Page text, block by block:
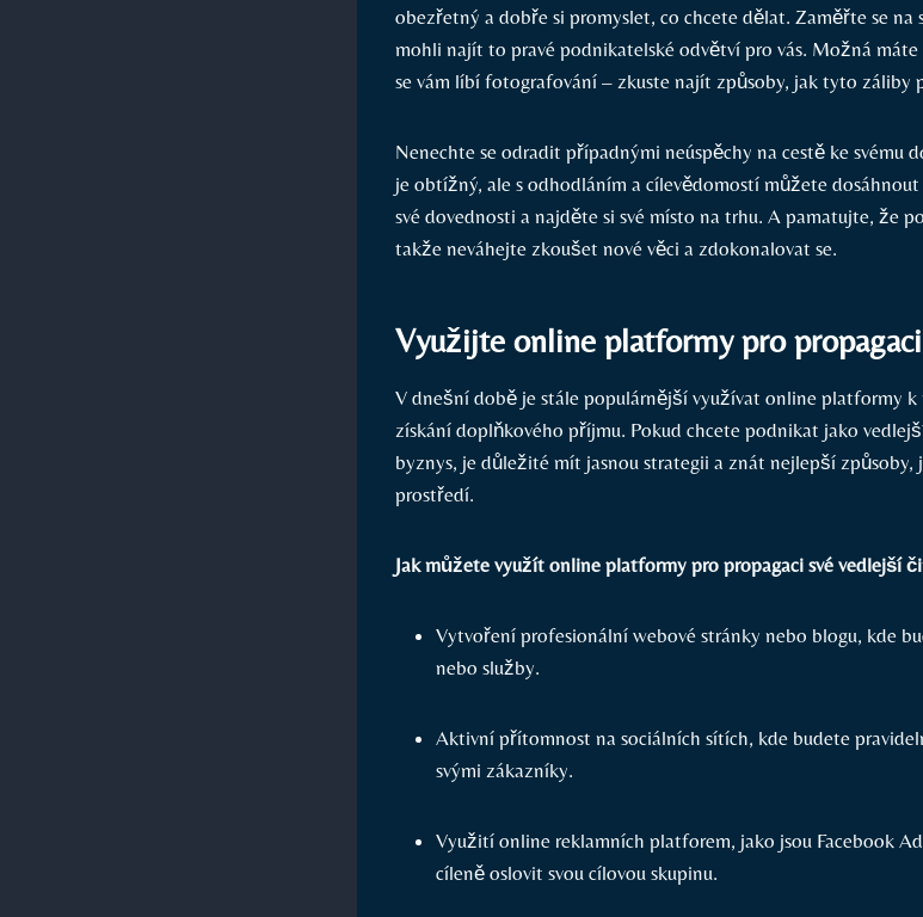
obezřetný​ a ⁤dobře si promyslet, co chcete dělat. ⁢Zaměřte se na
mohli najít to pravé ​podnikatelské odvětví ⁣pro vás. Možná máte
se vám líbí fotografování – zkuste najít způsoby, jak⁤ tyto
Nenechte se odradit případnými neúspěchy na cestě ke svému
je obtížný, ale s​ odhodláním a ‌cílevědomostí ‌můžete
své dovednosti a najděte si své místo na trhu. A pamatujte, že
takže neváhejte zkoušet nové⁣ věci a zdokonalovat ‍se.
Využijte online platformy pro
V dnešní době je stále populárnější využívat online platformy k⁤
získání doplňkového příjmu. Pokud chcete podnikat jako
byznys, ⁣je důležité mít jasnou strategii a znát nejlepší
prostředí.
Jak můžete využít ⁢online platformy pro propagaci své vedlejší
Vytvoření‍ profesionální webové stránky nebo blogu, kde
nebo ⁣služby.
Aktivní přítomnost na sociálních sítích, kde budete
⁣svými ⁤zákazníky.
Využití online ‍reklamních platforem, jako⁣ jsou Facebook
cíleně ​oslovit svou cílovou skupinu.